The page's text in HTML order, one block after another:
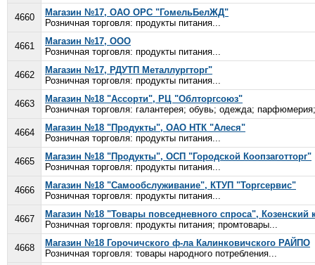
4660
Магазин №17, ОАО ОРС "ГомельБелЖД"
Розничная торговля: продукты питания...
4661
Магазин №17, ООО
Розничная торговля: продукты питания...
4662
Магазин №17, РДУТП Металлургторг"
Розничная торговля: продукты питания...
4663
Магазин №18 "Ассорти", РЦ "Облторгсоюз"
Розничная торговля: галантерея; обувь; одежда;
4664
Магазин №18 "Продукты", ОАО НТК "Алеся"
Розничная торговля: продукты питания...
4665
Магазин №18 "Продукты", ОСП "Городской Коопзаготторг"
Розничная торговля: продукты питания...
4666
Магазин №18 "Самообслуживание", КТУП "Торгсервис"
Розничная торговля: продукты питания...
4667
Магазин №18 "Товары повседневного спроса", Козенский
Розничная торговля: продукты питания; промтовары...
4668
Магазин №18 Горочичского ф-ла Калинковичского РАЙПО
Розничная торговля: товары народного потребления...